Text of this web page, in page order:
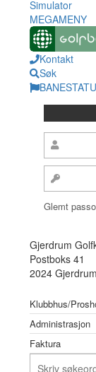
Simulator
MEGAMENY
Kontakt
Søk
Glemt
Gjerdrum
Postboks 41
2024 Gjerdrum
Klubbhus/
Administrasjon
Faktura